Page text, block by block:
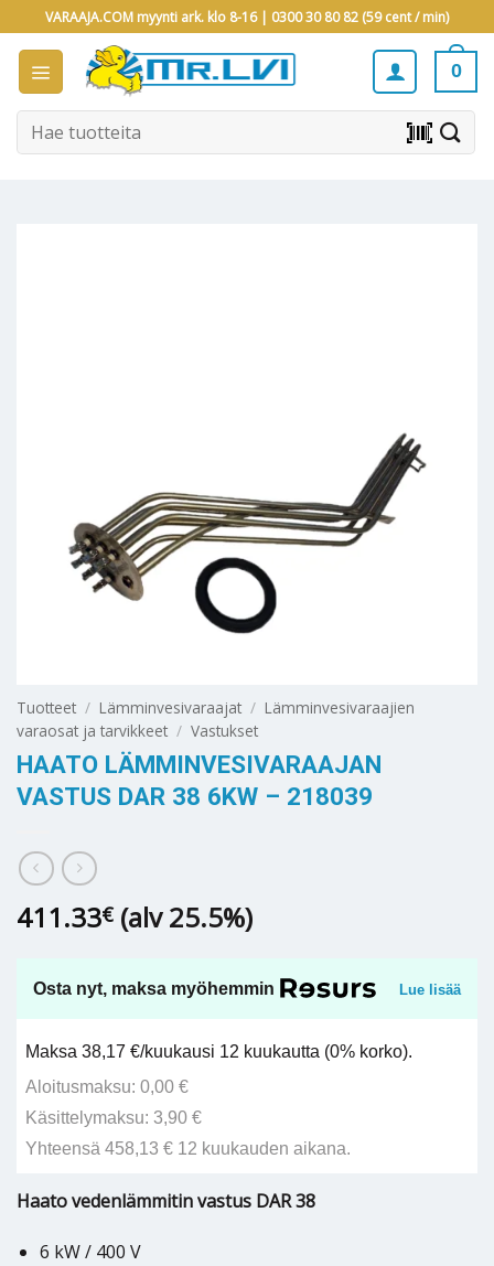
to
content
VARAAJA.COM myynti ark. klo 8-16 | 0300 30 80 82 (59 cent / min)
0
Etsi: barcode_scanner
Tuotteet / Lämminvesivaraajat / Lämminvesivaraajien
varaosat ja tarvikkeet / Vastukset
HAATO LÄMMINVESIVARAAJAN
VASTUS DAR 38 6KW – 218039
411.33€ (alv 25.5%)
Osta nyt, maksa myöhemmin Lue lisää
Maksa 38,17 €/kuukausi 12 kuukautta (0% korko).
Aloitusmaksu: 0,00 €
Käsittelymaksu: 3,90 €
Yhteensä 458,13 € 12 kuukauden aikana.
Haato vedenlämmitin vastus DAR 38
6 kW / 400 V